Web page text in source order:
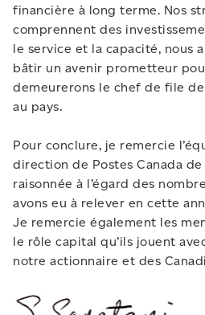
financière à long terme. Nos
comprennent des
le service et la capacité, nous
bâtir un avenir prometteur
demeurerons le chef de file
au pays.
Pour conclure, je remercie
direction de Postes Canada
raisonnée à l’égard des
avons eu à relever en cette
Je remercie également les
le rôle capital qu’ils jouent
notre actionnaire et des